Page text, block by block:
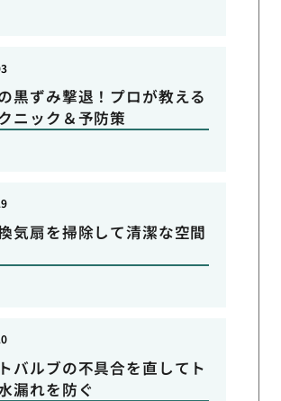
黒ずみ撃退！プロが教える
ニック＆予防策
気扇を掃除して清潔な空間
バルブの不具合を直してト
漏れを防ぐ